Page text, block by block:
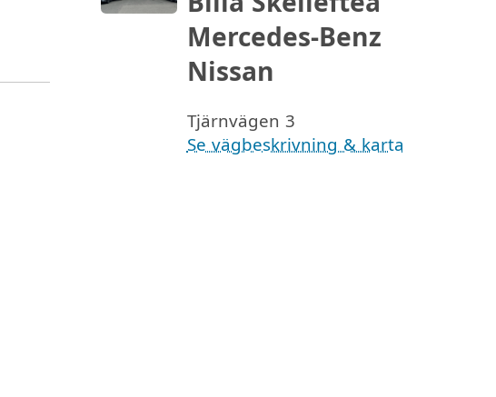
Mercedes-Benz
Nissan
Tjärnvägen 3
Se vägbeskrivning & karta